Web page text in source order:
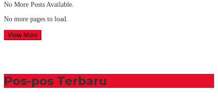
No More Posts Available.
No more pages to load.
View More
Pos-pos Terbaru